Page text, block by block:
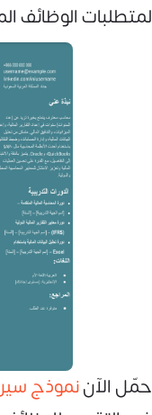
لمتطلبات الوظائف
حمّل الآننموذج